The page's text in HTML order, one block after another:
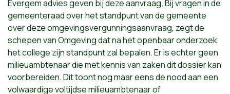
Evergem advies geven bij deze aanvraag. Bij vragen in de
gemeenteraad over het standpunt van de gemeente
over deze omgevingsvergunningsaanvraag, zegt de
schepen van Omgeving dat na het openbaar onderzoek
het college zijn standpunt zal bepalen. Er is echter geen
milieuambtenaar die met kennis van zaken dit dossier kan
voorbereiden. Dit toont nog maar eens de nood aan een
volwaardige voltijdse milieuambtenaar of